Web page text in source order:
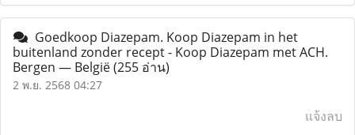
Goedkoop Diazepam. Koop Diazepam in het
buitenland zonder recept - Koop Diazepam met ACH.
Bergen — België(255 อ่าน)
2 พ.ย. 2568 04:27
แจ้งลบ